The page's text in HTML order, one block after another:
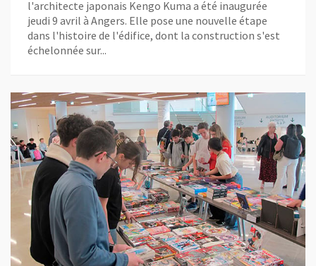
l'architecte japonais Kengo Kuma a été inaugurée
jeudi 9 avril à Angers. Elle pose une nouvelle étape
dans l'histoire de l'édifice, dont la construction s'est
échelonnée sur...
En savoir plus sur l'actualité Première édition angevine du Prix